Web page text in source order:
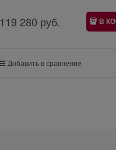
119 280 руб. В
Добавить в сравнение